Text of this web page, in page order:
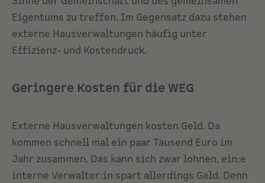
Eigentums zu treffen. Im Gegensatz dazu stehen
externe Hausverwaltungen häufig unter
Effizienz- und Kostendruck.
Geringere Kosten für die WEG
Externe Hausverwaltungen kosten Geld. Da
kommen schnell mal ein paar Tausend Euro im
Jahr zusammen. Das kann sich zwar lohnen, ein:e
interne Verwalter:in spart allerdings Geld. Denn